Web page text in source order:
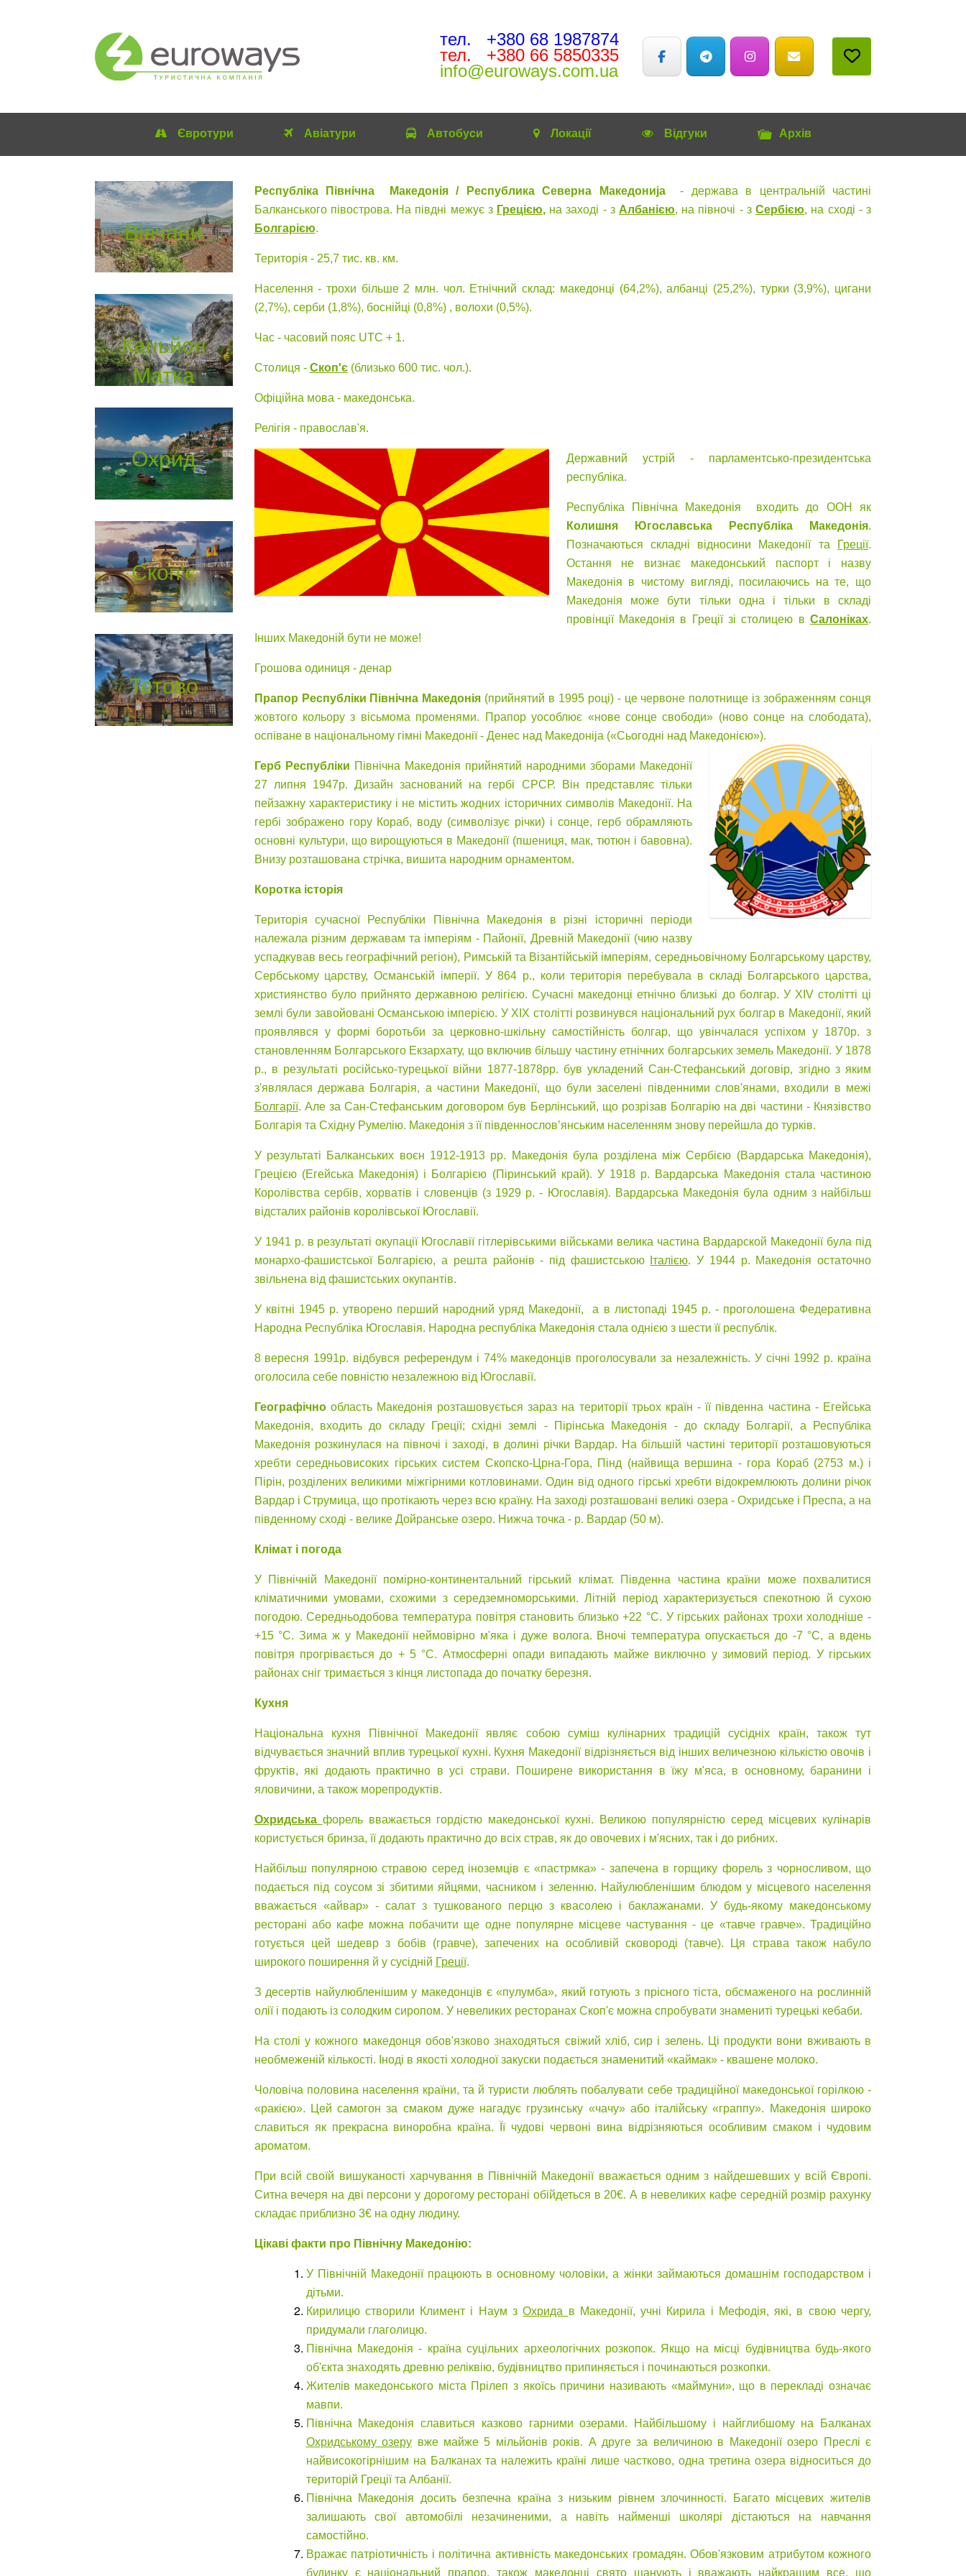
тел. +380 68 1987874
тел. +380 66 5850335
info@euroways.com.ua
Євротури Авіатури Автобуcи Локації Відгуки Архів
Вівчани
Каньйон
Матка
Охрид
Скоп'є
Тетово
Республіка Північна Македонія / Республика Северна Македониjа- держава в центральній частині
Балканського півострова. На півдні межує з Грецією,на заході - зАлбанією, на півночі - зСербією, на сході - з
Болгарією.
Територія - 25,7 тис. кв. км.
Населення - трохи більше 2 млн. чол. Етнічний склад: македонці (64,2%), албанці (25,2%), турки (3,9%), цигани
(2,7%), серби (1,8%), боснійці (0,8%) , волохи (0,5%).
Час - часовий пояс UTC + 1.
Столиця - Скоп'є (близько 600 тис. чол.).
Офіційна мова - македонська.
Релігія - православ'я.
Державний устрій - парламентсько-президентська
республіка.
Республіка Північна Македонія входить до ООН як
Колишня Югославська Республіка Македонія.
Позначаються складні відносини Македонії та
Греції.
Остання не визнає македонський паспорт і назву
Македонія в чистому вигляді, посилаючись на те, що
Македонія може бути тільки одна і тільки в складі
провінції Македонія в Греції зі столицею в Салоніках.
Інших Македоній бути не може!
Грошова одиниця - денар
Прапор Республіки Північна Македонія (прийнятий в 1995 році) - це червоне полотнище із зображенням сонця
жовтого кольору з вісьмома променями. Прапор уособлює «нове сонце свободи» (ново сонце на слободата),
оспіване в національному гімні Македонії - Денес над Македоніја («Сьогодні над Македонією»).
Герб Республіки Північна Македонія прийнятий народними зборами Македонії
27 липня 1947р. Дизайн заснований на гербі СРСР. Він представляє тільки
пейзажну характеристику і не містить жодних історичних символів Македонії. На
гербі зображено гору Кораб, воду (символізує річки) і сонце, герб обрамляють
основні культури, що вирощуються в Македонії (пшениця, мак, тютюн і бавовна).
Внизу розташована стрічка, вишита народним орнаментом.
Коротка історія
Територія сучасної Республіки Північна Македонія в різні історичні періоди
належала різним державам та імперіям - Пайонії, Древній Македонії (чию назву
успадкував весь географічний регіон), Римській та Візантійській імперіям, середньовічному Болгарському царству,
Сербському царству, Османській імперії. У 864 р., коли територія перебувала в складі Болгарського царства,
християнство було прийнято державною релігією. Сучасні македонці етнічно близькі до болгар. У XIV столітті ці
землі були завойовані Османською імперією. У XIX столітті розвинувся національний рух болгар в Македонії, який
проявлявся у формі боротьби за церковно-шкільну самостійність болгар, що увінчалася успіхом у 1870р. з
становленням Болгарського Екзархату, що включив більшу частину етнічних болгарських земель Македонії. У 1878
р., в результаті російсько-турецької війни 1877-1878рр. був укладений Сан-Стефанський договір, згідно з яким
з'являлася держава Болгарія, а частини Македонії, що були заселені південними слов'янами, входили в межі
Болгарії. Але за Сан-Стефанським договором був Берлінський, що розрізав Болгарію на дві частини - Князівство
Болгарія та Східну Румелію. Македонія з її південнослов’янським населенням знову перейшла до турків.
У результаті Балканських воєн 1912-1913 рр. Македонія була розділена між Сербією (Вардарська Македонія),
Грецією (Егейська Македонія) і Болгарією (Піринський край). У 1918 р. Вардарська Македонія стала частиною
Королівства сербів, хорватів і словенців (з 1929 р. - Югославія). Вардарська Македонія була одним з найбільш
відсталих районів королівської Югославії.
У 1941 р. в результаті окупації Югославії гітлерівськими військами велика частина Вардарской Македонії була під
монархо-фашистської Болгарією, а решта районів - під фашистською
Італією. У 1944 р. Македонія остаточно
звільнена від фашистських окупантів.
У квітні 1945 р. утворено перший народний уряд Македонії, а в листопаді 1945 р. - проголошена Федеративна
Народна Республіка Югославія. Народна республіка Македонія стала однією з шести її республік.
8 вересня 1991р. відбувся референдум і 74% македонців проголосували за незалежність. У січні 1992 р. країна
оголосила себе повністю незалежною від Югославії.
Географічнообласть Македонія розташовується зараз на території трьох країн - її південна частина - Егейська
Македонія, входить до складу Греції; східні землі - Пірінська Македонія - до складу Болгарії, а Республіка
Македонія розкинулася на півночі і заході, в долині річки Вардар. На більшій частині території розташовуються
хребти середньовисоких гірських систем Скопско-Црна-Гора, Пінд (найвища вершина - гора Кораб (2753 м.) і
Пірін, розділених великими міжгірними котловинами. Один від одного гірські хребти відокремлюють долини річок
Вардар і Струмица, що протікають через всю країну. На заході розташовані великі озера - Охридське і Преспа, а на
південному сході - велике Дойранське озеро. Нижча точка - р. Вардар (50 м).
Клімат і погода
У Північній Македонії помірно-континентальний гірський клімат. Південна частина країни може похвалитися
кліматичними умовами, схожими з середземноморськими. Літній період характеризується спекотною й сухою
погодою. Середньодобова температура повітря становить близько +22 °C. У гірських районах трохи холодніше -
+15 °C. Зима ж у Македонії неймовірно м'яка і дуже волога. Вночі температура опускається до -7 °C, а вдень
повітря прогрівається до + 5 °C. Атмосферні опади випадають майже виключно у зимовий період. У гірських
районах сніг тримається з кінця листопада до початку березня.
Кухня
Національна кухня Північної Македонії являє собою суміш кулінарних традицій сусідніх країн, також тут
відчувається значний вплив турецької кухні. Кухня Македонії відрізняється від інших величезною кількістю овочів і
фруктів, які додають практично в усі страви. Поширене використання в їжу м'яса, в основному, баранини і
яловичини, а також морепродуктів.
Охридська форель вважається гордістю македонської кухні. Великою популярністю серед місцевих кулінарів
користується бринза, її додають практично до всіх страв, як до овочевих і м'ясних, так і до рибних.
Найбільш популярною стравою серед іноземців є «пастрмка» - запечена в горщику форель з чорносливом, що
подається під соусом зі збитими яйцями, часником і зеленню. Найулюбленішим блюдом у місцевого населення
вважається «айвар» - салат з тушкованого перцю з квасолею і баклажанами. У будь-якому македонському
ресторані або кафе можна побачити ще одне популярне місцеве частування - це «тавче гравче». Традиційно
готується цей шедевр з бобів (гравче), запечених на особливій сковороді (тавче). Ця страва також набуло
широкого поширення й у сусідній Греції.
З десертів найулюбленішим у македонців є «пулумба», який готують з прісного тіста, обсмаженого на рослинній
олії і подають із солодким сиропом. У невеликих ресторанах Скоп'є можна спробувати знамениті турецькі кебаби.
На столі у кожного македонця обов'язково знаходяться свіжий хліб, сир і зелень. Ці продукти вони вживають в
необмеженій кількості. Іноді в якості холодної закуски подається знаменитий «каймак» - квашене молоко.
Чоловіча половина населення країни, та й туристи люблять побалувати себе традиційної македонської горілкою -
«ракією». Цей самогон за смаком дуже нагадує грузинську «чачу» або італійську «граппу». Македонія широко
славиться як прекрасна виноробна країна. Її чудові червоні вина відрізняються особливим смаком і чудовим
ароматом.
При всій своїй вишуканості харчування в Північній Македонії вважається одним з найдешевших у всій Європі.
Ситна вечеря на дві персони у дорогому ресторані обійдеться в 20€. А в невеликих кафе середній розмір рахунку
складає приблизно 3€ на одну людину.
Цікаві факти про Північну Македонію:
У Північній Македонії працюють в основному чоловіки, а жінки займаються домашнім господарством і
дітьми.
Кирилицю створили Климент і Наум зОхрида в Македонії, учні Кирила і Мефодія, які, в свою чергу,
придумали глаголицю.
Північна Македонія - країна суцільних археологічних розкопок. Якщо на місці будівництва будь-якого
об'єкта знаходять древню реліквію, будівництво припиняється і починаються розкопки.
Жителів македонського міста Прілеп з якоїсь причини називають «маймуни», що в перекладі означає
мавпи.
Північна Македонія славиться казково гарними озерами. Найбільшому і найглибшому на Балканах
Охридському озеру вже майже 5 мільйонів років. А друге за величиною в Македонії озеро Преслі є
найвисокогірнішим на Балканах та належить країні лише частково, одна третина озера відноситься до
територій Греції та Албанії.
Північна Македонія досить безпечна країна з низьким рівнем злочинності. Багато місцевих жителів
залишають свої автомобілі незачиненими, а навіть найменші школярі дістаються на навчання
самостійно.
Вражає патріотичність і політична активність македонських громадян. Обов'язковим атрибутом кожного
будинку є національний прапор, також македонці свято шанують і вважають найкращим все, що